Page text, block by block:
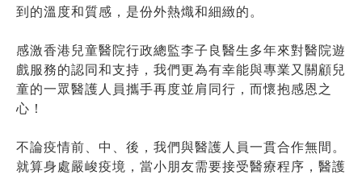
到的溫度和質感，是份外熱熾和細緻的。
感激香港兒童醫院行政總監李子良醫生多年來對醫院遊
戲服務的認同和支持，我們更為有幸能與專業又關顧兒
童的一眾醫護人員攜手再度並肩同行，而懷抱感恩之
心！
不論疫情前、中、後，我們與醫護人員一貫合作無間。
就算身處嚴峻疫境，當小朋友需要接受醫療程序，醫護